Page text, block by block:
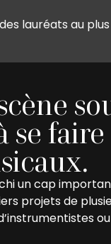
lauréats au
se
un cap
projets de